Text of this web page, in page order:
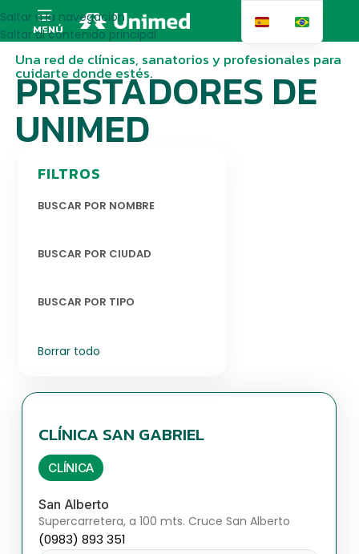
Saltar a la navegación
Saltar al contenido principal
MENÚ
Una red de clínicas, sanatorios y profesionales para
cuidarte donde estés.
PRESTADORES DE
UNIMED
FILTROS
BUSCAR POR NOMBRE
BUSCAR POR CIUDAD
BUSCAR POR TIPO
Borrar todo
CLÍNICA SAN GABRIEL
CLÍNICA
San Alberto
Supercarretera, a 100 mts. Cruce San Alberto
(0983) 893 351